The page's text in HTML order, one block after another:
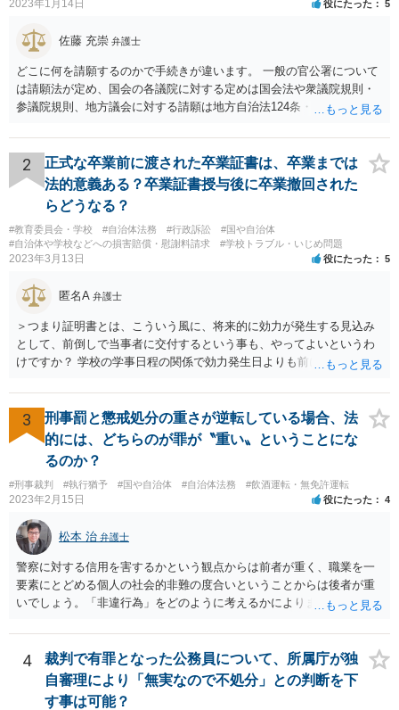
2023年1月14日 役にたった 5
佐藤 充崇 弁護士
どこに何を請願するのかで手続きが違います。 一般の官公署について
は請願法が定め、国会の各議院に対する定めは国会法や衆議院規則・
参議院規則、地方議会に対する請願は地方自治法124条・125条が定め
スムースかと思います。
2
正式な卒業前に渡された卒業証書は、卒業までは
法的意義ある？卒業証書授与後に卒業撤回された
らどうなる？
#教育委員会・学校 #自治体法務 #行政訴訟
#国や自治体
#自治体や学校などへの損害賠償・慰謝料請求
#学校トラブル・いじめ問題
2023年3月13日 役にたった 5
匿名A 弁護士
＞つまり証明書とは、こういう風に、将来的に効力が発生する見込み
として、前倒しで当事者に交付するという事も、やってよいというわ
けですか？ 学校の学事日程の関係で効力発生日よりも前に交付したか
でしょう。 両者をそろえるに越したことはないですが、卒業式の日程
自体は各学校によって慣例として定められることが多いですし、学籍
離脱日も、学校によって異なるようですから、そのこと自体に特に問
題はないでしょう。 ＞万一、効力発生日より前に、その効力が無効と
なる出来事が起こったとしたら、その証明書は効力を発生する事な
く、証明書としては無効化されるということですね？ そう考えるのが
自然でしょう。 ただし、卒業証書自体は、通常記載されている内容
が、全課程を修了したという事実について記載されており、卒業式時
点では、そのこと自体は過去の事実として間違いないので、卒業証書
自体の無効かどうかという法的な効力を議論するものではないでしょ
う。 問題は、証書そのものではなく、在学中に何らかの問題を起こし
て学籍を剥奪されたかどうか、ということなので、厳密に言えば卒業
証書自体の議論とは直接関係しないと思います。
3
刑事罰と懲戒処分の重さが逆転している場合、法
的には、どちらのが罪が〝重い〟ということにな
るのか？
#刑事裁判 #執行猶予 #国や自治体 #自治体法務 #飲酒運転・無免許運転
2023年2月15日 役にたった 4
松本 治 弁護士
警察に対する信用を害するかという観点からは前者が重く、職業を一
要素にとどめる個人の社会的非難の度合いということからは後者が重
いでしょう。「非違行為」をどのように考えるかによります。
4
裁判で有罪となった公務員について、所属庁が独
自審理により「無実なので不処分」との判断を下
す事は可能？